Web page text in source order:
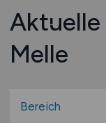
Melle
Bereich